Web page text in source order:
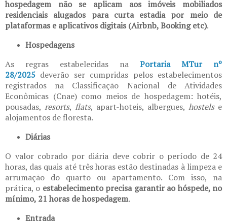
hospedagem não se aplicam aos imóveis mobiliados
residenciais alugados para curta estadia por meio de
plataformas e aplicativos digitais (Airbnb, Booking etc).
Hospedagens
As regras estabelecidas na Portaria MTur nº
28/2025 deverão ser cumpridas pelos estabelecimentos
registrados na Classificação Nacional de Atividades
Econômicas (Cnae) como meios de hospedagem: hotéis,
pousadas, resorts, flats, apart-hoteis, albergues, hostelse
alojamentos de floresta.
Diárias
O valor cobrado por diária deve cobrir o período de 24
horas, das quais até três horas estão destinadas à limpeza e
arrumação do quarto ou apartamento. Com isso, na
prática, o estabelecimento precisa garantir ao hóspede, no
mínimo, 21 horas de hospedagem.
Entrada